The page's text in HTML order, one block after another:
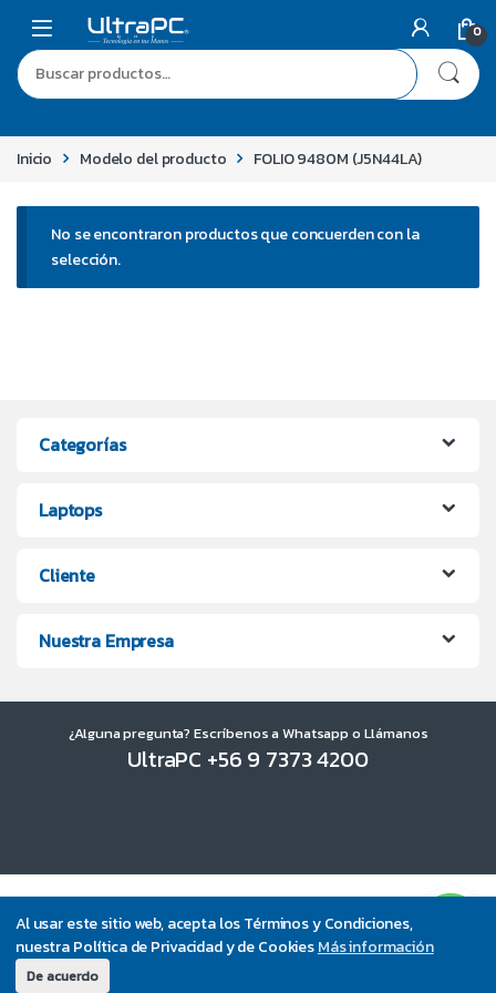
Al usar este sitio web, acepta los Términos y Condiciones,
nuestra Política de Privacidad y de CookiesMás información
De acuerdo
0
Inicio Modelo del producto FOLIO 9480M (J5N44LA)
No se encontraron productos que concuerden con la
selección.
Categorías
Laptops
Cliente
Nuestra Empresa
¿Alguna pregunta? Escríbenos a Whatsapp o Llámanos
UltraPC +56 9 7373 4200